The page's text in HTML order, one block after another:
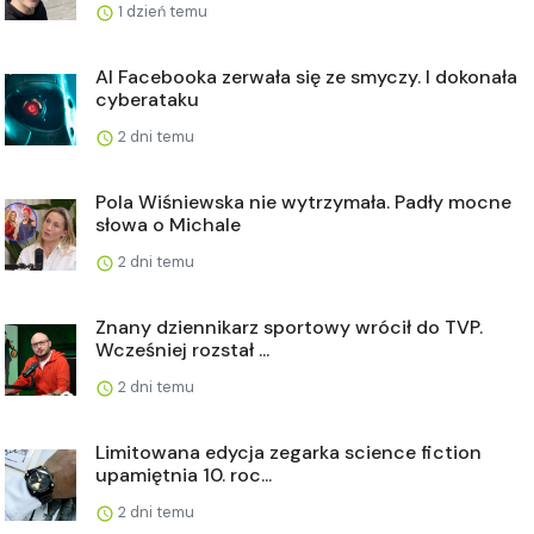
1 dzień temu
AI Facebooka zerwała się ze smyczy. I dokonała
cyberataku
2 dni temu
Pola Wiśniewska nie wytrzymała. Padły mocne
słowa o Michale
2 dni temu
Znany dziennikarz sportowy wrócił do TVP.
Wcześniej rozstał ...
2 dni temu
Limitowana edycja zegarka science fiction
upamiętnia 10. roc...
2 dni temu